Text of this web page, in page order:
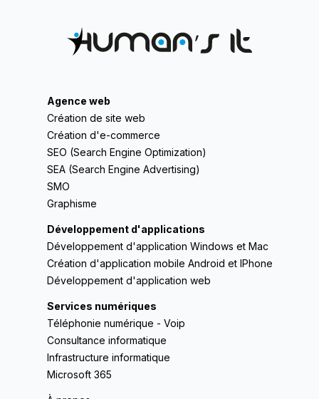
Agence web
Création de site web
Création d'e-commerce
SEO (Search Engine Optimization)
SEA (Search Engine Advertising)
SMO
Graphisme
Développement d'applications
Développement d'application Windows et Mac
Création d'application mobile Android et IPhone
Développement d'application web
Services numériques
Téléphonie numérique - Voip
Consultance informatique
Infrastructure informatique
Microsoft 365